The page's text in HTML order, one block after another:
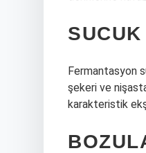
Fermantasyon
şekeri ve
karakteristik